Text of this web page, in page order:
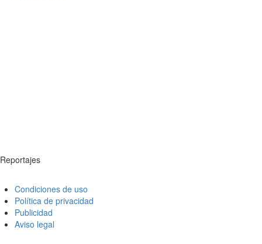
Reportajes
Condiciones de uso
Política de privacidad
Publicidad
Aviso legal